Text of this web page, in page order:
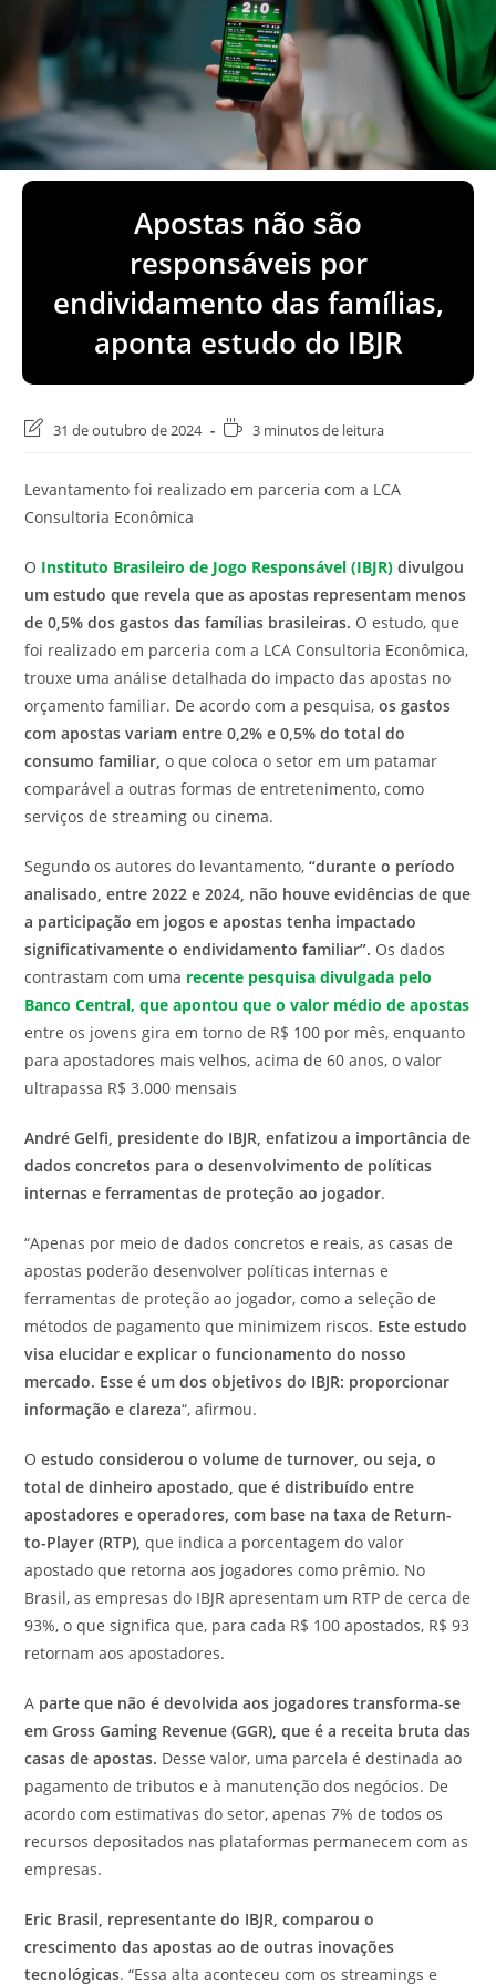
Apostas não são
responsáveis por
endividamento das famílias,
aponta estudo do IBJR
Última
post:
31 de outubro de 2024
Tempo3 minutos de leitura
Levantamento foi realizado em parceria com a LCA
Consultoria Econômica
O Instituto Brasileiro de Jogo Responsável (IBJR) divulgou
um estudo que revela que as apostas representam menos
de 0,5% dos gastos das famílias brasileiras. O estudo, que
foi realizado em parceria com a LCA Consultoria Econômica,
trouxe uma análise detalhada do impacto das apostas no
orçamento familiar. De acordo com a pesquisa, os gastos
com apostas variam entre 0,2% e 0,5% do total do
consumo familiar, o que coloca o setor em um patamar
comparável a outras formas de entretenimento, como
serviços de streaming ou cinema.
Segundo os autores do levantamento, “durante o período
analisado, entre 2022 e 2024, não houve evidências de que
a participação em jogos e apostas tenha impactado
significativamente o endividamento familiar”. Os dados
contrastam com uma recente pesquisa divulgada pelo
Banco Central, que apontou que o valor médio de apostas
entre os jovens gira em torno de R$ 100 por mês, enquanto
para apostadores mais velhos, acima de 60 anos, o valor
ultrapassa R$ 3.000 mensais
André Gelfi, presidente do IBJR, enfatizou a importância de
dados concretos para o desenvolvimento de políticas
internas e ferramentas de proteção ao jogador.
“Apenas por meio de dados concretos e reais, as casas de
apostas poderão desenvolver políticas internas e
ferramentas de proteção ao jogador, como a seleção de
métodos de pagamento que minimizem riscos. Este estudo
visa elucidar e explicar o funcionamento do nosso
mercado. Esse é um dos objetivos do IBJR: proporcionar
informação e clareza“, afirmou.
Oestudo considerou o volume de turnover, ou seja, o
total de dinheiro apostado, que é distribuído entre
apostadores e operadores, com base na taxa de Return-
to-Player (RTP), que indica a porcentagem do valor
apostado que retorna aos jogadores como prêmio. No
Brasil, as empresas do IBJR apresentam um RTP de cerca de
93%, o que significa que, para cada R$ 100 apostados, R$ 93
retornam aos apostadores.
A parte que não é devolvida aos jogadores transforma-se
em Gross Gaming Revenue (GGR), que é a receita bruta das
casas de apostas. Desse valor, uma parcela é destinada ao
pagamento de tributos e à manutenção dos negócios. De
acordo com estimativas do setor, apenas 7% de todos os
recursos depositados nas plataformas permanecem com as
empresas.
Eric Brasil, representante do IBJR, comparou o
crescimento das apostas ao de outras inovações
tecnológicas. “Essa alta aconteceu com os streamings e